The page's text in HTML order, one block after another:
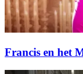
Francis en het